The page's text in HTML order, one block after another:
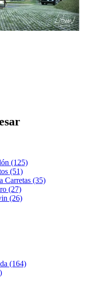
(125)
(51)
Carretas (35)
(27)
(26)
(164)